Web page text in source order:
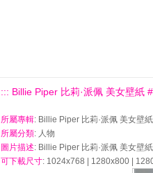
::: Billie Piper 比莉·派佩 美女壁紙
所屬專輯: Billie Piper 比莉·派佩 美女壁紙
所屬分類: 人物
圖片描述: Billie Piper 比莉·派佩 美女壁
可下載尺寸: 1024x768 | 1280x800 |